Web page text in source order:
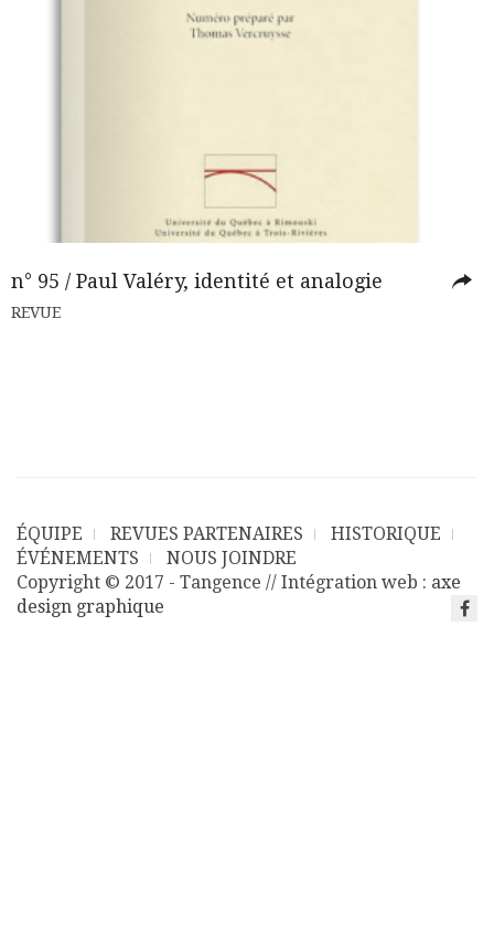
n° 95 / Paul Valéry, identité et analogie
REVUE
ÉQUIPE REVUES PARTENAIRES
HISTORIQUE
ÉVÉNEMENTS
NOUS JOINDRE
Copyright © 2017 - Tangence // Intégration web : axe
design graphique